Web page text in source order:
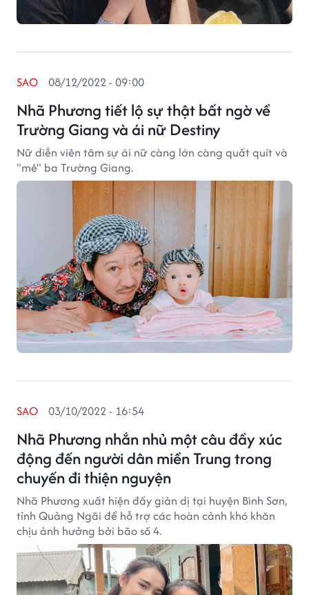
Nhã Phương tiết lộ sự thật bất ngờ về
Trường Giang và ái nữ Destiny
SAO 08/12/2022 - 09:00
Nữ diễn viên tâm sự ái nữ càng lớn càng quất quít và
"mê" ba Trường Giang.
Nhã Phương nhắn nhủ một câu đầy xúc
động đến người dân miền Trung trong
chuyến đi thiện nguyện
SAO 03/10/2022 - 16:54
Nhã Phương xuất hiện đầy giản dị tại huyện Bình Sơn,
tỉnh Quảng Ngãi để hỗ trợ các hoàn cảnh khó khăn
chịu ảnh hưởng bởi bão số 4.